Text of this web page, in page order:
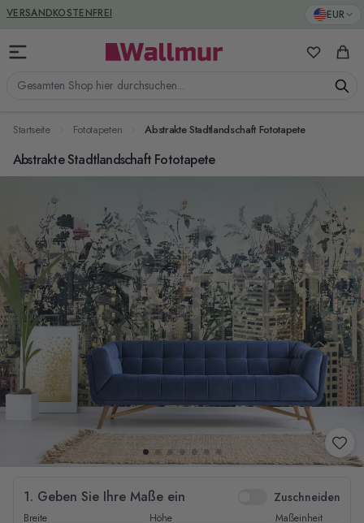
Zum Inhalt springen EUR
Gesamten Shop hier durchsuchen...
Meine
VERSANDKOSTENFREI
GREENGUARD ZERTIFIZIERT
Startseite Fototapeten Abstrakte Stadtlandschaft Fototapete
Abstrakte Stadtlandschaft Fototapete
1. Geben Sie Ihre Maße ein Zuschneiden
Breite Höhe Maßeinheit